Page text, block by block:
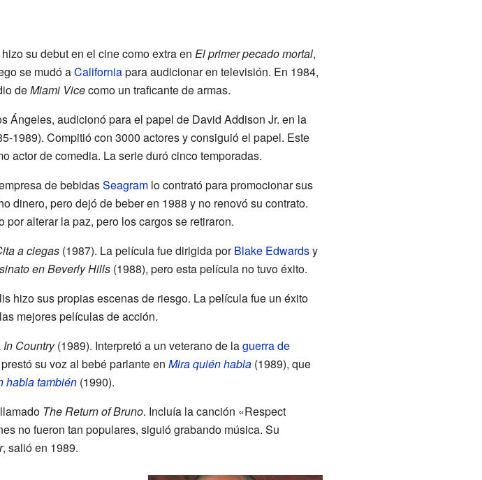
su debut en el cine como extra en El primer pecado mortal,
se mudó aCaliforniapara audicionar en televisión. En 1984,
deMiami Vicecomo un traficante de armas.
Ángeles, audicionó para el papel de David Addison Jr. en la
1989). Compitió con 3000 actores y consiguió el papel. Este
actor de comedia. La serie duró cinco temporadas.
de bebidasSeagramlo contrató para promocionar sus
dinero, pero dejó de beber en 1988 y no renovó su contrato.
por alterar la paz, pero los cargos se retiraron.
a ciegas(1987). La película fue dirigida porBlake Edwardsy
en Beverly Hills(1988), pero esta película no tuvo éxito.
hizo sus propias escenas de riesgo. La película fue un éxito
mejores películas de acción.
In Country(1989). Interpretó a un veterano de laguerra de
su voz al bebé parlante en Mira quién habla(1989), que
habla también(1990).
The Return of Bruno. Incluía la canción «Respect
no fueron tan populares, siguió grabando música. Su
, salió en 1989.